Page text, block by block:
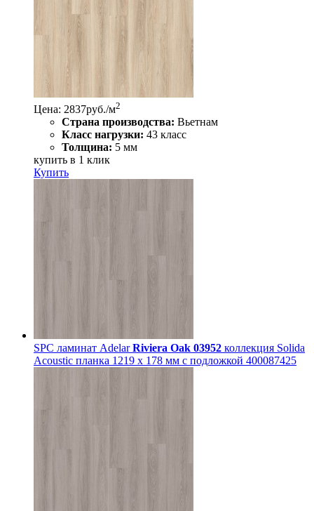
Цена: 2837руб./м2
Страна производства: Вьетнам
Класс нагрузки: 43 класс
Толщина: 5 мм
купить в 1 клик
Купить
SPC ламинат AdelarRiviera Oak 03952 коллекция Solida
Acoustic планка 1219 x 178 мм с подложкой 400087425